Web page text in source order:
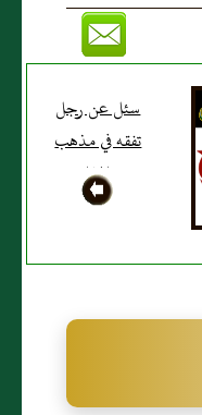
سئل عن رجل
تفقه في مذهب
من المذاهب
واشتغل بعده